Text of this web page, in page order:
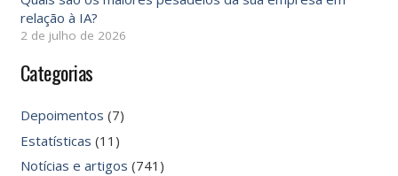
relação à IA?
2 de julho de 2026
Categorias
Depoimentos (7)
Estatísticas (11)
Notícias e artigos (741)